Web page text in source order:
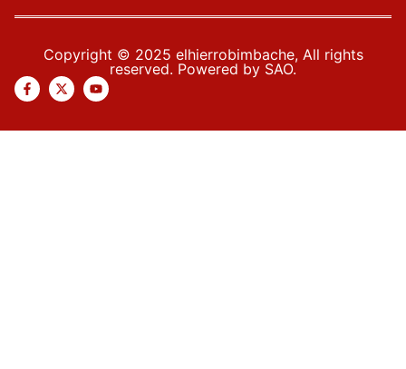
Copyright © 2025 elhierrobimbache, All rights
reserved. Powered by SAO.